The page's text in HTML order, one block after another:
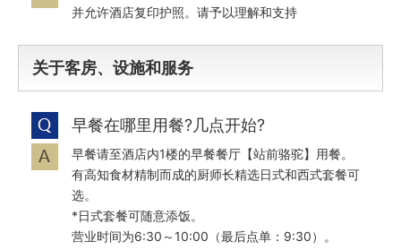
并允许酒店复印护照。请予以理解和支持
关于客房、设施和服务
早餐在哪里用餐?几点开始?
早餐请至酒店内1楼的早餐餐厅【站前骆驼】用餐。
有高知食材精制而成的厨师长精选日式和西式套餐可
选。
*日式套餐可随意添饭。
营业时间为6:30～10:00（最后点单：9:30）。